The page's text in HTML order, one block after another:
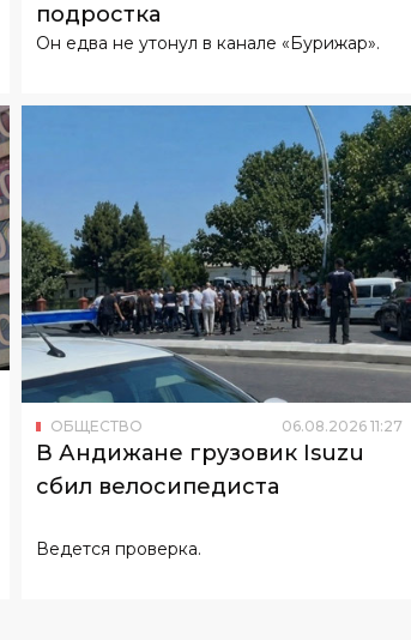
подростка
Он едва не утонул в канале «Бурижар».
ОБЩЕСТВО 06.08.2026 11:27
В Андижане грузовик Isuzu
сбил велосипедиста
Ведется проверка.